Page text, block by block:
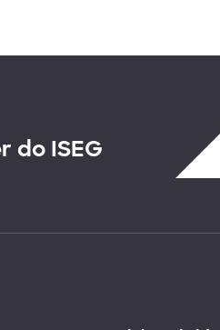
do ISEG